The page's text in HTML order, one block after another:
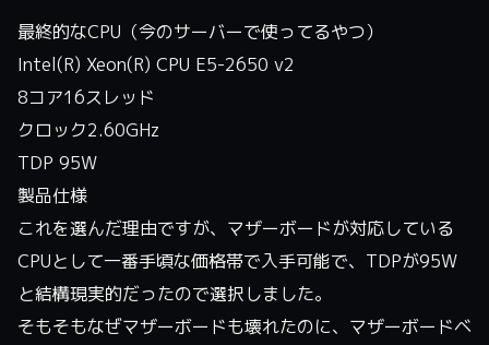
最終的なCPU（今のサーバーで使ってるやつ）
Intel(R) Xeon(R) CPU E5-2650 v2
8コア16スレッド
クロック2.60GHz
TDP 95W
製品仕様
これを選んだ理由ですが、マザーボードが対応している
CPUとして一番手頃な価格帯で入手可能で、TDPが95W
と結構現実的だったので選択しました。
そもそもなぜマザーボードも壊れたのに、マザーボードベ